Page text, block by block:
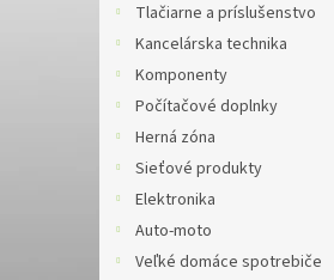
Tlačiarne a príslušenstvo
Kancelárska technika
Komponenty
Počítačové doplnky
Herná zóna
Sieťové produkty
Elektronika
Auto-moto
Veľké domáce spotrebiče